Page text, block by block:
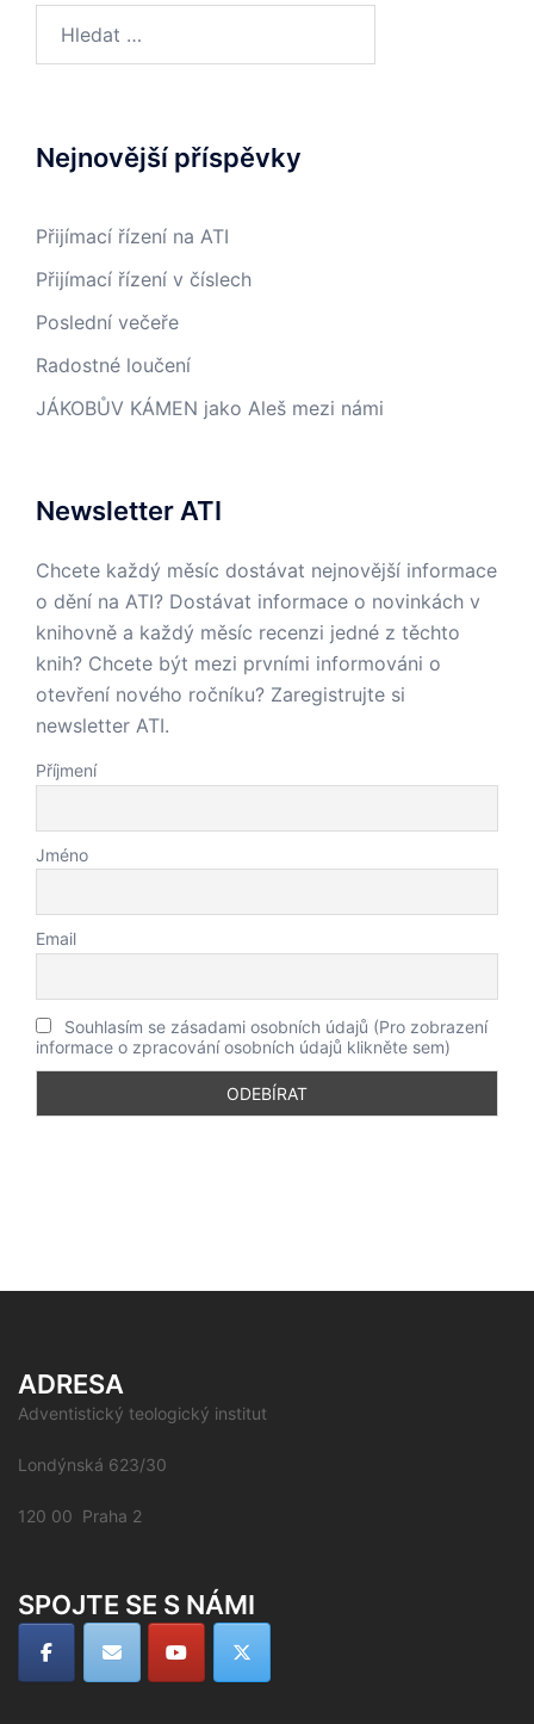
Nejnovější příspěvky
Přijímací řízení na ATI
Přijímací řízení v číslech
Poslední večeře
Radostné loučení
JÁKOBŮV KÁMEN jako Aleš mezi námi
Newsletter ATI
Chcete každý měsíc dostávat nejnovější informace
o dění na ATI? Dostávat informace o novinkách v
knihovně a každý měsíc recenzi jedné z těchto
knih? Chcete být mezi prvními informováni o
otevření nového ročníku? Zaregistrujte si
newsletter ATI.
Příjmení
Jméno
Email
Souhlasím se zásadami osobních údajů (Pro zobrazení
informace o zpracování osobních údajů klikněte sem)
ADRESA
Adventistický teologický institut
Londýnská 623/30
120 00 Praha 2
SPOJTE SE S NÁMI